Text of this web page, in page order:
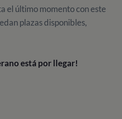
el último momento con este
plazas disponibles,
está por llegar!